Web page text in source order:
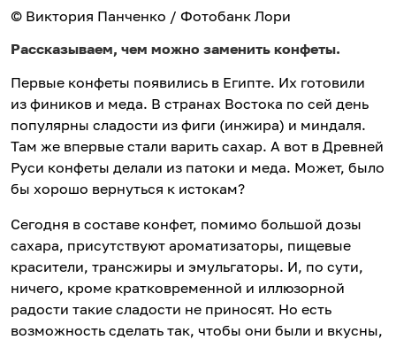
© Виктория Панченко / Фотобанк Лори
Рассказываем, чем можно заменить конфеты.
Первые конфеты появились в Египте. Их готовили
из фиников и меда. В странах Востока по сей день
популярны сладости из фиги (инжира) и миндаля.
Там же впервые стали варить сахар. А вот в Древней
Руси конфеты делали из патоки и меда. Может, было
бы хорошо вернуться к истокам?
Сегодня в составе конфет, помимо большой дозы
сахара, присутствуют ароматизаторы, пищевые
красители, трансжиры и эмульгаторы. И, по сути,
ничего, кроме кратковременной и иллюзорной
радости такие сладости не приносят. Но есть
возможность сделать так, чтобы они были и вкусны,